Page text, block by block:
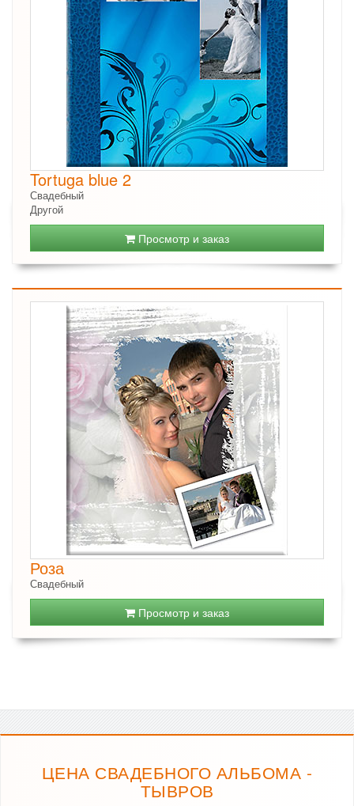
Tortuga blue 2
Свадебный
Другой
Просмотр и заказ
Роза
Свадебный
Просмотр и заказ
ЦЕНА СВАДЕБНОГО АЛЬБОМА -
ТЫВРОВ